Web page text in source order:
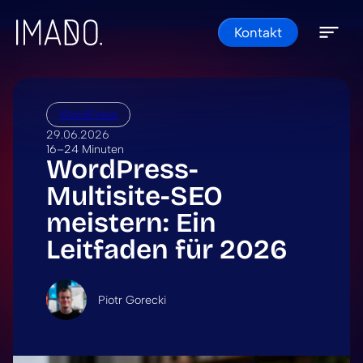
Skip to content Kontakt
WordPress
29.06.2026
16–24 Minuten
WordPress-
Multisite-SEO
meistern: Ein
Leitfaden für 2026
Piotr Gorecki